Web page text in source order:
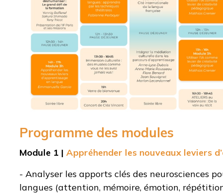
Programme des modules
Module 1 | Appréhender les nouveaux leviers
- Analyser les apports clés des neurosciences
langues (attention, mémoire, émotion,